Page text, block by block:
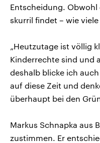
Entscheidung. Obwohl
skurril findet – wie
„Heutzutage ist völlig
Kinderrechte sind und
deshalb blicke ich
auf diese Zeit und
überhaupt bei den
Markus Schnapka aus
zustimmen. Er